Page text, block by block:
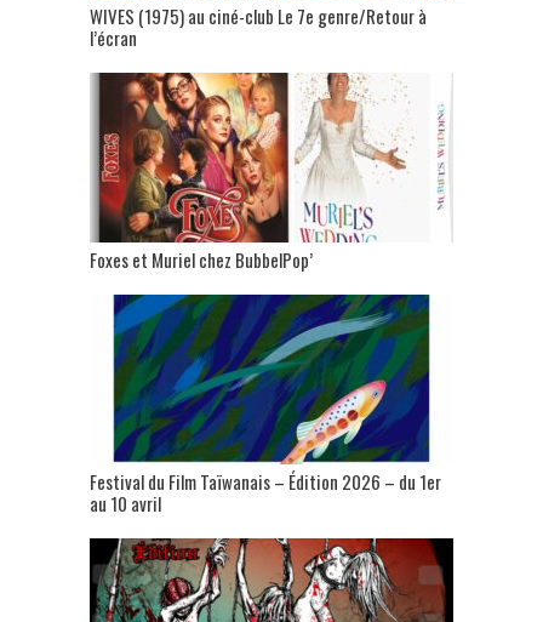
WIVES (1975) au ciné-club Le 7e genre/Retour à
l’écran
Foxes et Muriel chez BubbelPop’
Festival du Film Taïwanais – Édition 2026 – du 1er
au 10 avril